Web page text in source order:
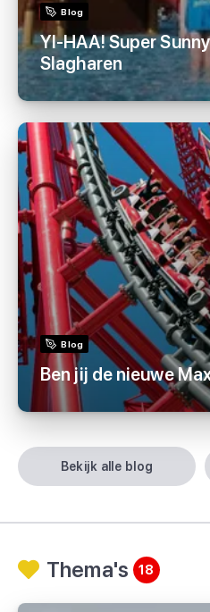
bekijk alle blog
Blog
YI-HAA! Super
Slagharen
Blog
Ben jij de nieuwe
Thema's 18